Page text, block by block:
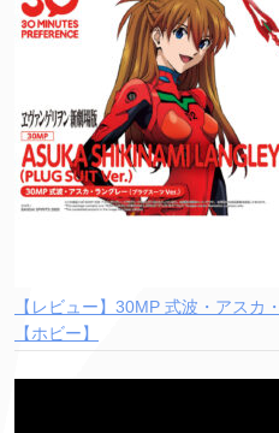
【レビュー】30MP 式波・アスカ
【ホビー】